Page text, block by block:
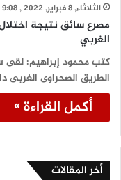
الثلاثاء, 8 فبراير, 2022 , 9:08 ص
مصرع سائق نتيجة
الغربي
كتب محمود إبراهيم:
الطريق الصحراوى
أكمل القراءة »
أخر المقالات